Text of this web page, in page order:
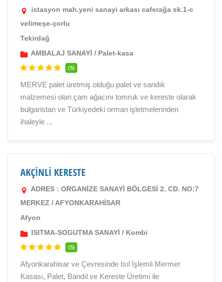
istasyon mah.yeni sanayi arkası caferağa sk.1-c
velimeşe-çorlu
Tekirdağ
AMBALAJ SANAYİ / Palet-kasa
(5)
MERVE palet üretmiş olduğu palet ve sandık
malzemesi olan çam ağacını tomruk ve kereste olarak
bulgaristan ve Türkiyedeki orman işletmelerinden
ihaleyle ...
AKÇİNLİ KERESTE
ADRES : ORGANİZE SANAYİ BÖLGESİ 2. CD. NO:7
MERKEZ / AFYONKARAHİSAR
Afyon
ISITMA-SOGUTMA SANAYİ / Kombi
(5)
Afyonkarahisar ve Çevresinde Isıl İşlemli Mermer
Kasası, Palet, Bandıl ve Kereste Üretimi ile